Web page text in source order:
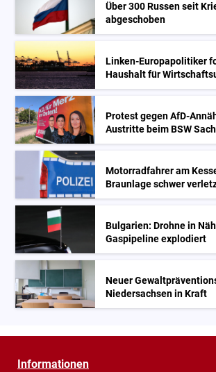
Über 300 Russen seit
abgeschoben
Linken-Europapolitiker
Haushalt für
Protest gegen AfD-
Austritte beim BSW
Motorradfahrer am
Braunlage schwer
Bulgarien: Drohne in
Gaspipeline explodiert
Neuer
Niedersachsen in Kraft
Informationen